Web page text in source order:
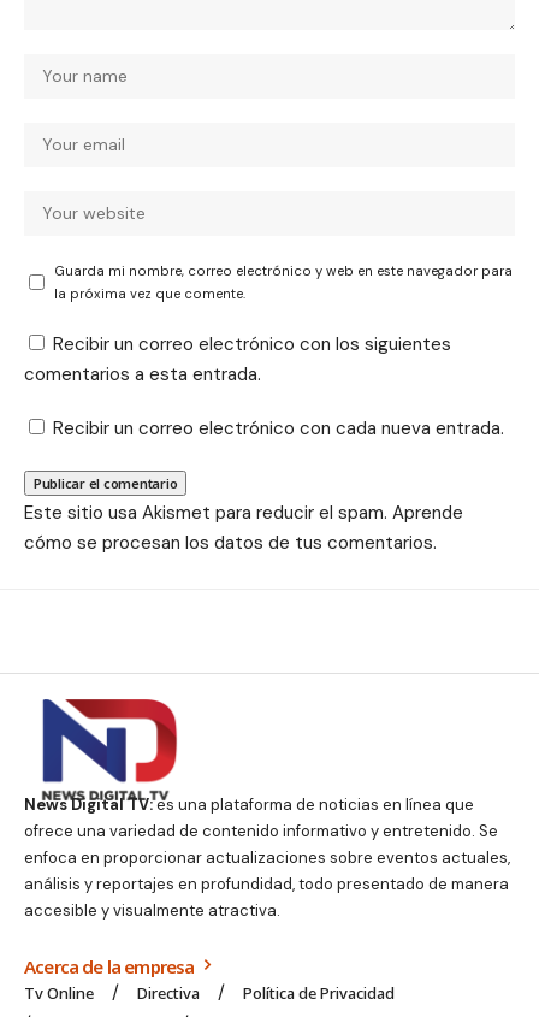
Guarda mi nombre, correo electrónico y web en este navegador para
la próxima vez que comente.
Recibir un correo electrónico con los siguientes
comentarios a esta entrada.
Recibir un correo electrónico con cada nueva entrada.
Este sitio usa Akismet para reducir el spam. Aprende
cómo se procesan los datos de tus comentarios.
News Digital TV:es una plataforma de noticias en línea que
ofrece una variedad de contenido informativo y entretenido. Se
enfoca en proporcionar actualizaciones sobre eventos actuales,
análisis y reportajes en profundidad, todo presentado de manera
accesible y visualmente atractiva.
Acerca de la empresa
Tv Online Directiva
Política de Privacidad